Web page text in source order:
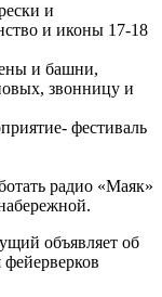
и
и иконы 17-18
и башни,
звонницу и
фестиваль
радио «Маяк»
объявляет об